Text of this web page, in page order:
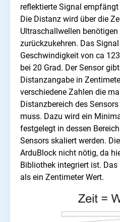
reflektierte Signal
Die Distanz wird über die
Ultraschallwellen
zurückzukehren. Das
Geschwindigkeit von ca
bei 20 Grad. Der Sensor
Distanzangabe in
verschiedene Zahlen die
Distanzbereich des
muss. Dazu wird ein
festgelegt in dessen
Sensors skaliert werden.
ArduBlock nicht nötig, da
Bibliothek integriert ist.
als ein Zentimeter Wert.